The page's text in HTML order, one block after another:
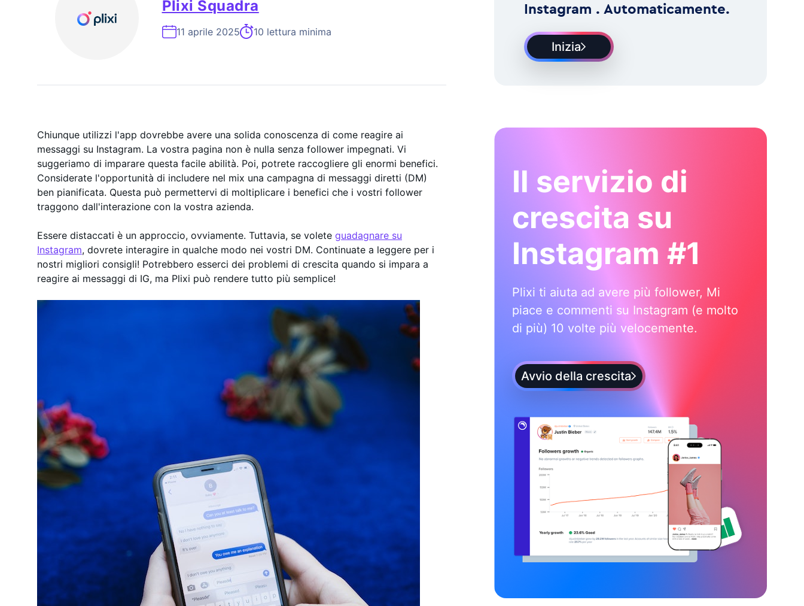
ESPERTI
Plixi Squadra
11 aprile 2025 10 lettura minima
Instagram . Automaticamente.
Inizia
Chiunque utilizzi l'app dovrebbe avere una solida conoscenza di come reagire ai
messaggi su Instagram. La vostra pagina non è nulla senza follower impegnati. Vi
suggeriamo di imparare questa facile abilità. Poi, potrete raccogliere gli enormi benefici.
Considerate l'opportunità di includere nel mix una campagna di messaggi diretti (DM)
ben pianificata. Questa può permettervi di moltiplicare i benefici che i vostri follower
traggono dall'interazione con la vostra azienda.
Essere distaccati è un approccio, ovviamente. Tuttavia, se volete guadagnare su
Instagram, dovrete interagire in qualche modo nei vostri DM. Continuate a leggere per i
nostri migliori consigli! Potrebbero esserci dei problemi di crescita quando si impara a
reagire ai messaggi di IG, ma Plixi può rendere tutto più semplice!
Il servizio di
crescita su
Instagram #1
Plixi ti aiuta ad avere più follower, Mi
piace e commenti su Instagram (e molto
di più) 10 volte più velocemente.
Avvio della crescita